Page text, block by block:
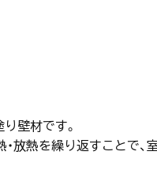
壁材です。
・放熱を繰り返すことで